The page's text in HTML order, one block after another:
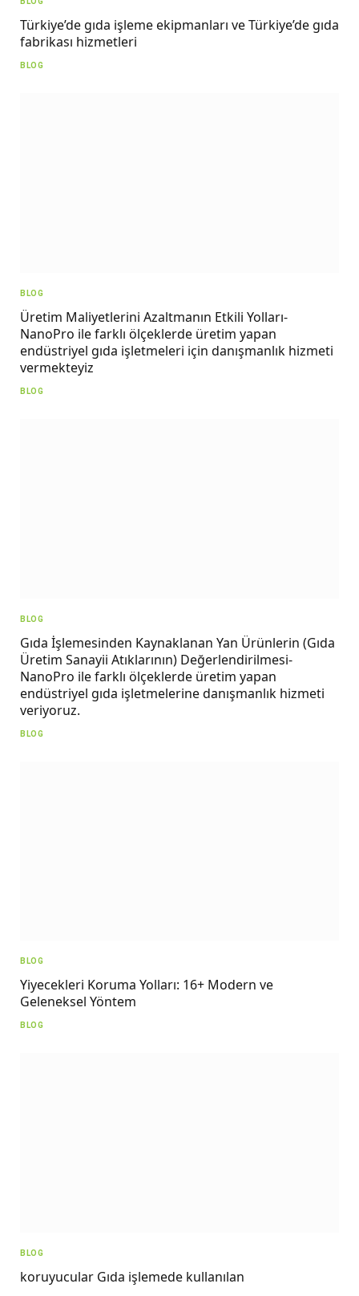
Türkiye’de gıda işleme ekipmanları ve Türkiye’de gıda
fabrikası hizmetleri
BLOG
BLOG
Üretim Maliyetlerini Azaltmanın Etkili Yolları-
NanoPro ile farklı ölçeklerde üretim yapan
endüstriyel gıda işletmeleri için danışmanlık hizmeti
vermekteyiz
BLOG
BLOG
Gıda İşlemesinden Kaynaklanan Yan Ürünlerin (Gıda
Üretim Sanayii Atıklarının) Değerlendirilmesi-
NanoPro ile farklı ölçeklerde üretim yapan
endüstriyel gıda işletmelerine danışmanlık hizmeti
veriyoruz.
BLOG
BLOG
Yiyecekleri Koruma Yolları: 16+ Modern ve
Geleneksel Yöntem
BLOG
BLOG
koruyucular Gıda işlemede kullanılan